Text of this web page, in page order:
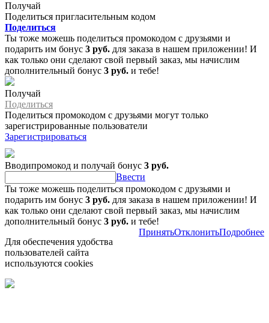
Получай
Поделиться пригласительным кодом
Поделиться
Ты тоже можешь поделиться промокодом с друзьями и
подарить им бонус 3 руб. для заказа в нашем приложении! И
как только они сделают свой первый заказ, мы начислим
дополнительный бонус 3 руб. и тебе!
Получай
Поделиться
Поделиться промокодом с друзьями могут только
зарегистрированные пользователи
Зарегистрироваться
Вводипромокод и получай бонус 3 руб.
Ввести
Ты тоже можешь поделиться промокодом с друзьями и
подарить им бонус 3 руб. для заказа в нашем приложении! И
как только они сделают свой первый заказ, мы начислим
дополнительный бонус 3 руб. и тебе!
Для обеспечения удобства
пользователей сайта
используются cookies
ПринятьОтклонитьПодробнее